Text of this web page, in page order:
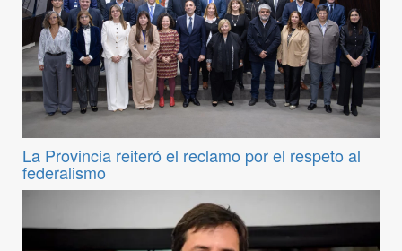
La Provincia reiteró el reclamo por el respeto al
federalismo